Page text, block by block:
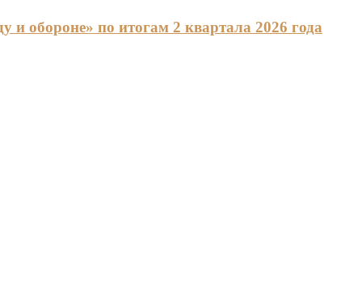
обороне» по итогам 2 квартала 2026 года